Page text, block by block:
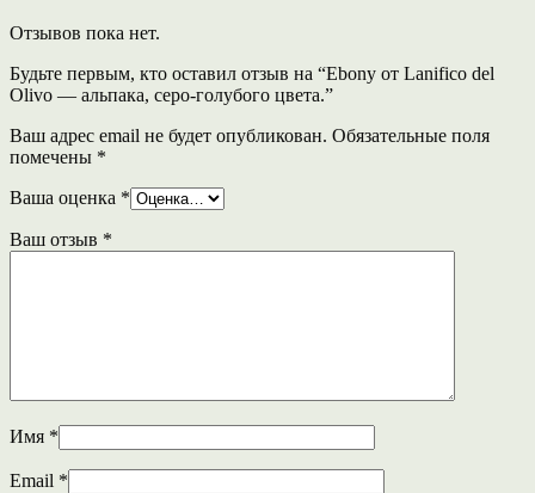
Отзывов пока нет.
Будьте первым, кто оставил отзыв на “Ebony от Lanifico del
Olivo — альпака, серо-голубого цвета.”
Ваш адрес email не будет опубликован. Обязательные поля
помечены *
Ваша оценка *
Ваш отзыв *
Имя *
Email *